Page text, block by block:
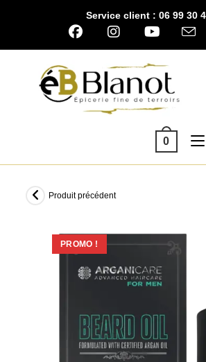
Service client : 06 99 30
0
PROMO !
Produit précédent